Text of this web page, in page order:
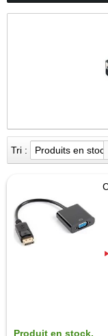
Tri : Produits en stock
Produit en stock.